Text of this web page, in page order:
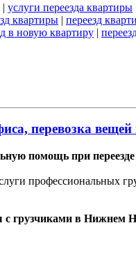
| услуги переезда квартиры
квартиры | переезд
в новую квартиру |
перевозка вещей
помощь при
профессиональных
с грузчиками в Нижнем